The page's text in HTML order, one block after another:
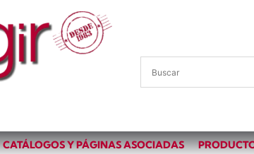
CATÁLOGOS Y PÁGINAS ASOCIADAS